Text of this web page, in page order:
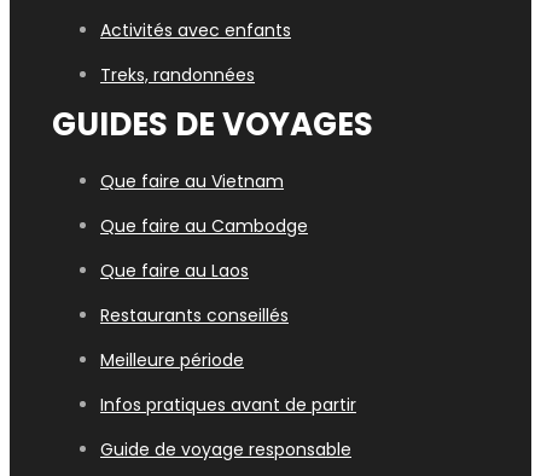
Activités avec enfants
Treks, randonnées
GUIDES DE VOYAGES
Que faire au Vietnam
Que faire au Cambodge
Que faire au Laos
Restaurants conseillés
Meilleure période
Infos pratiques avant de partir
Guide de voyage responsable